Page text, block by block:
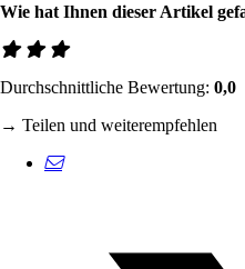
Wie hat Ihnen dieser Artikel
Durchschnittliche Bewertung: 0,0
→ Teilen und weiterempfehlen